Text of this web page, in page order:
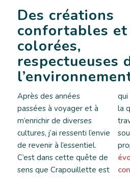
Des créations
confortables et
colorées,
respectueuses
Après des années
passées à voyager et à
m’enrichir de diverses
cultures, j’ai ressenti l’envie
de revenir à l’essentiel.
C’est dans cette quête de
sens que Crapouillette est
la